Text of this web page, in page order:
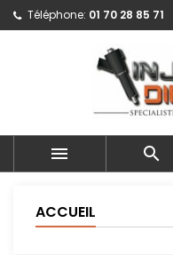
Téléphone: 01 70 28 85 71
 
ACCUEIL